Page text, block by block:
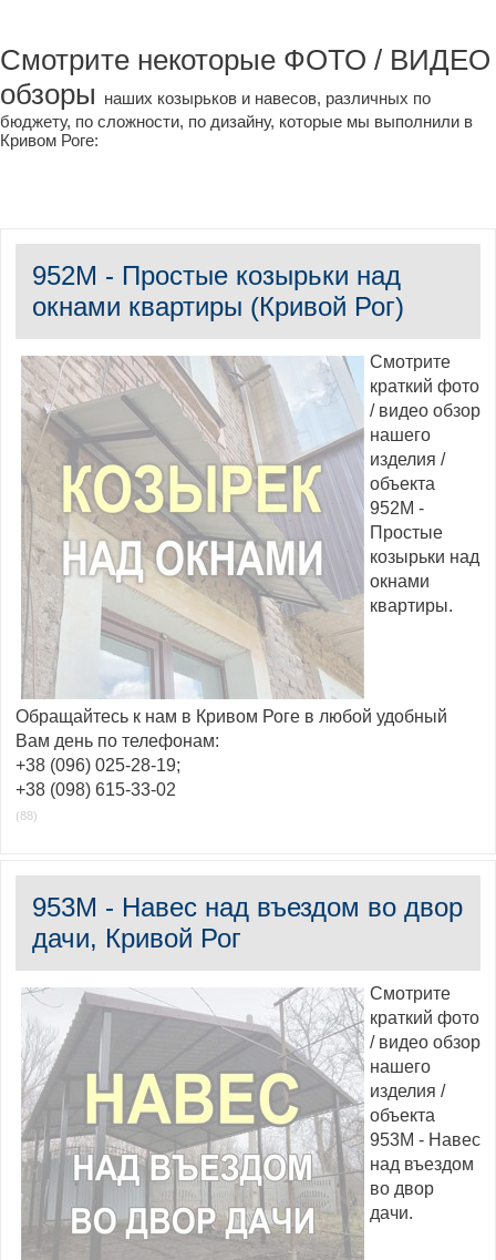
Смотрите некоторые ФОТО / ВИДЕО
обзоры наших козырьков и навесов, различных по
бюджету, по сложности, по дизайну, которые мы выполнили в
Кривом Роге:
952М - Простые козырьки над
окнами квартиры (Кривой Рог)
Смотрите
краткий фото
/ видео обзор
нашего
изделия /
объекта
952М -
Простые
козырьки над
окнами
квартиры.
Обращайтесь к нам в Кривом Роге в любой удобный
Вам день по телефонам:
+38 (096) 025-28-19;
+38 (098) 615-33-02
(88)
953M - Навес над въездом во двор
дачи, Кривой Рог
Смотрите
краткий фото
/ видео обзор
нашего
изделия /
объекта
953M - Навес
над въездом
во двор
дачи.